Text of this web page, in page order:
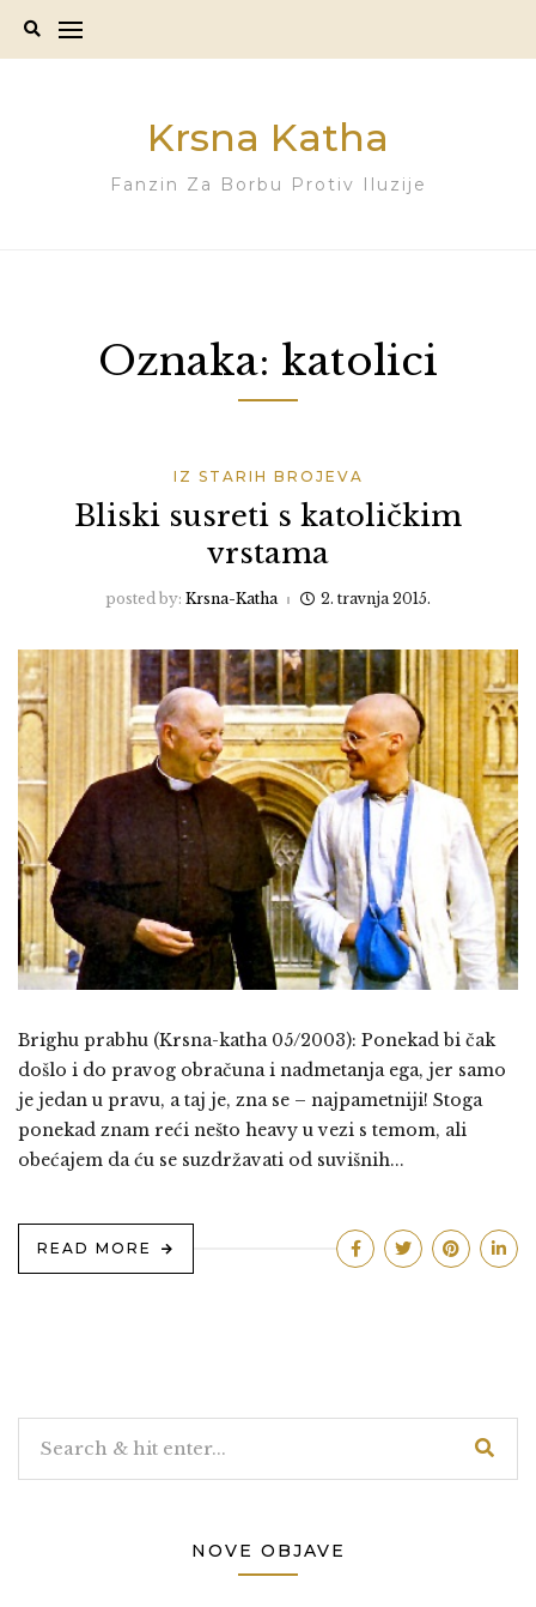
Krsna Katha
Fanzin Za Borbu Protiv Iluzije
Oznaka: katolici
IZ STARIH BROJEVA
Bliski susreti s katoličkim
vrstama
posted by: Krsna-Katha 2. travnja 2015.
Brighu prabhu (Krsna-katha 05/2003): Ponekad bi čak
došlo i do pravog obračuna i nadmetanja ega, jer samo
je jedan u pravu, a taj je, zna se – najpametniji! Stoga
ponekad znam reći nešto heavy u vezi s temom, ali
obećajem da ću se suzdržavati od suvišnih...
READ MORE
NOVE OBJAVE